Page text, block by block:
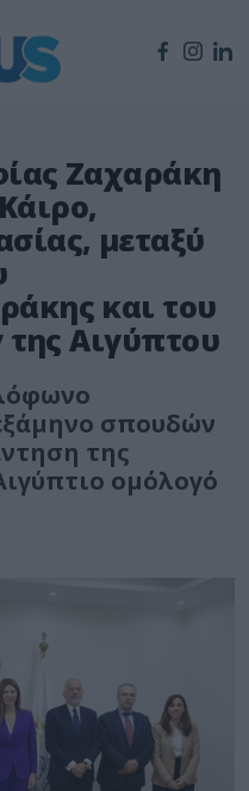
Ζαχαράκη
μεταξύ
και του
Αιγύπτου
σπουδών
της
ομόλογό